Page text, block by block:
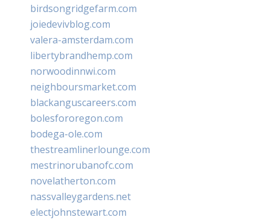
birdsongridgefarm.com
joiedevivblog.com
valera-amsterdam.com
libertybrandhemp.com
norwoodinnwi.com
neighboursmarket.com
blackanguscareers.com
bolesfororegon.com
bodega-ole.com
thestreamlinerlounge.com
mestrinorubanofc.com
novelatherton.com
nassvalleygardens.net
electjohnstewart.com